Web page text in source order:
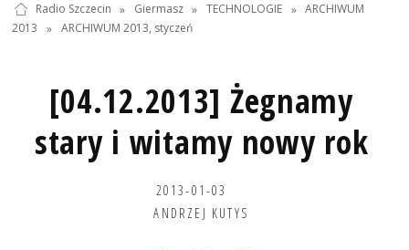
Radio Szczecin » Giermasz » TECHNOLOGIE » ARCHIWUM
2013
» ARCHIWUM 2013, styczeń
[04.12.2013] Żegnamy
stary i witamy nowy rok
2013-01-03
ANDRZEJ KUTYS